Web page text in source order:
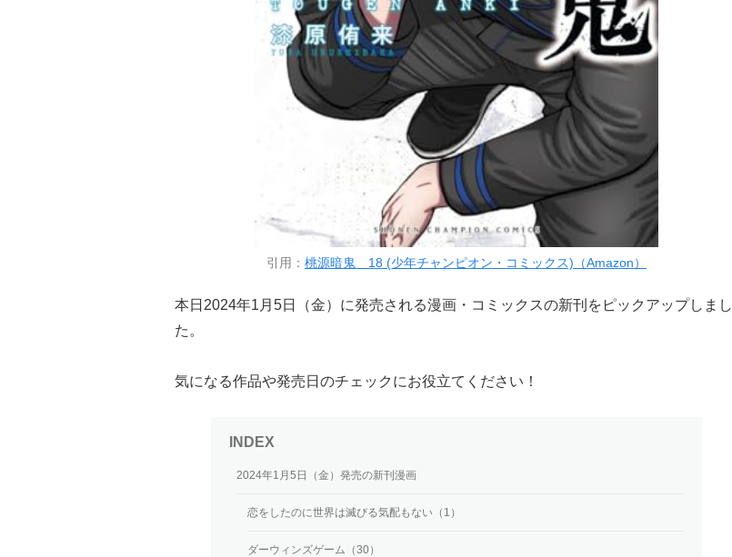
引用： 桃源暗鬼 18 (少年チャンピオン・コミックス)（Amazon）
本日2024年1月5日（金）に発売される漫画・コミックスの新刊をピックアップしまし
た。
気になる作品や発売日のチェックにお役立てください！
2024年1月5日（金）発売の新刊漫画
恋をしたのに世界は滅びる気配もない（1）
ダーウィンズゲーム（30）